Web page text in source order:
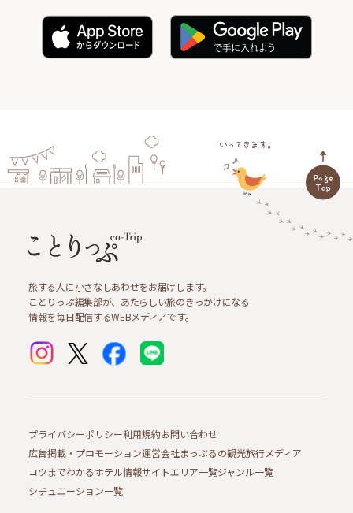
旅する人に小さなしあわせをお届けします。
ことりっぷ編集部が、あたらしい旅のきっかけになる
情報を毎日配信するWEBメディアです。
プライバシーポリシー利用規約お問い合わせ
広告掲載・プロモーション運営会社まっぷるの観光旅行メディア
コツまでわかるホテル情報サイトエリア一覧ジャンル一覧
シチュエーション一覧